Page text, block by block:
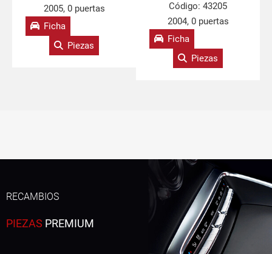
2005, 0 puertas
Ficha
Piezas
Código: 43205
2004, 0 puertas
Ficha
Piezas
RECAMBIOS
PIEZAS PREMIUM